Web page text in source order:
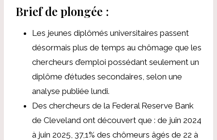
Brief de plongée :
Les jeunes diplômés universitaires passent
désormais plus de temps au chômage que les
chercheurs d’emploi possédant seulement un
diplôme d’études secondaires, selon une
analyse publiée lundi.
Des chercheurs de la Federal Reserve Bank
de Cleveland ont découvert que : de juin 2024
à juin 2025, 37,1% des chômeurs âgés de 22 à